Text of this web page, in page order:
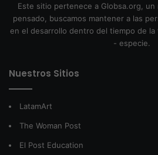
Este sitio pertenece a Globsa.org, un
pensado, buscamos mantener a las
en el desarrollo dentro del tiempo de
- especie.
Nuestros Sitios
LatamArt
The Woman Post
El Post Education